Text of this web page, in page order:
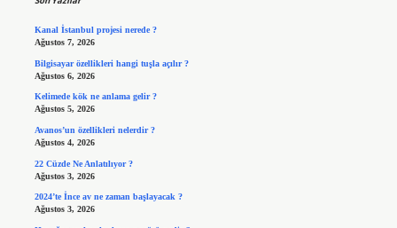
Kanal İstanbul projesi nerede ?
Ağustos 7, 2026
Bilgisayar özellikleri hangi tuşla açılır ?
Ağustos 6, 2026
Kelimede kök ne anlama gelir ?
Ağustos 5, 2026
Avanos’un özellikleri nelerdir ?
Ağustos 4, 2026
22 Cüzde Ne Anlatılıyor ?
Ağustos 3, 2026
2024’te İnce av ne zaman başlayacak ?
Ağustos 3, 2026